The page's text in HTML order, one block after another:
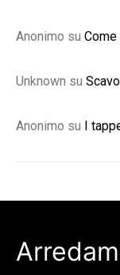
Anonimo su
Unknown su
Anonimo su I